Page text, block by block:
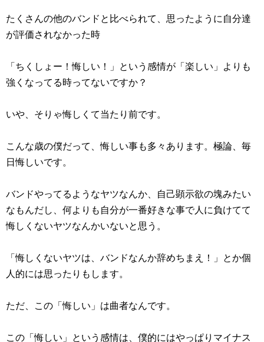
たくさんの他のバンドと比べられて、思ったように自分達
が評価されなかった時
「ちくしょー！悔しい！」という感情が「楽しい」よりも
強くなってる時ってないですか？
いや、そりゃ悔しくて当たり前です。
こんな歳の僕だって、悔しい事も多々あります。極論、毎
日悔しいです。
バンドやってるようなヤツなんか、自己顕示欲の塊みたい
なもんだし、何よりも自分が一番好きな事で人に負けてて
悔しくないヤツなんかいないと思う。
「悔しくないヤツは、バンドなんか辞めちまえ！」とか個
人的には思ったりもします。
ただ、この「悔しい」は曲者なんです。
この「悔しい」という感情は、僕的にはやっぱりマイナス